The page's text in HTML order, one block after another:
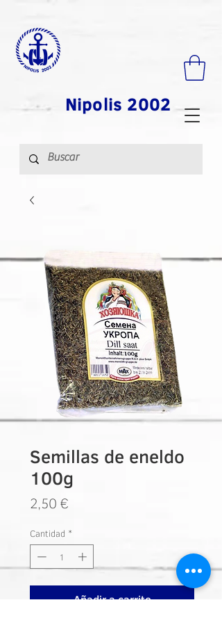
Nipolis 2002
Semillas de eneldo
100g
2,50 €
Cantidad *
Añadir a carrito